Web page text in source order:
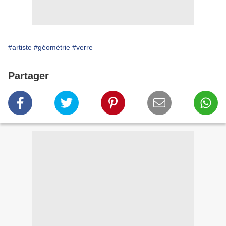
#artiste #géométrie #verre
Partager